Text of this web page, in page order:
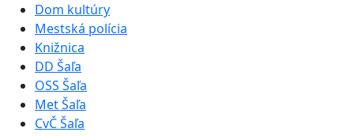
Dom kultúry
Mestská polícia
Knižnica
DD Šaľa
OSS Šaľa
Met Šaľa
CvČ Šaľa